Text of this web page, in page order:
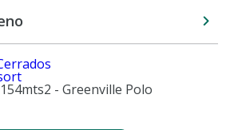
- Greenville Polo